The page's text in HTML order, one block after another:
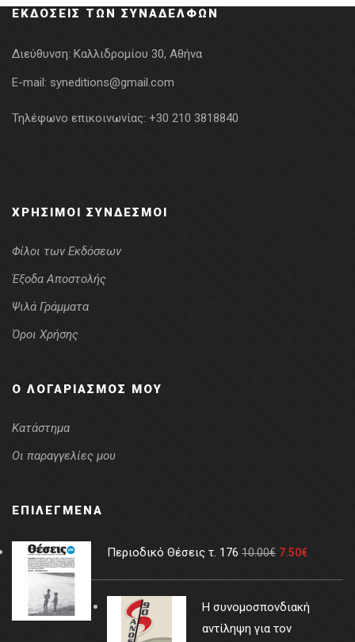
ΕΚΔΌΣΕΙΣ ΤΩΝ ΣΥΝΑΔΈΛΦΩΝ
Διεύθυνση: Καλλιδρομίου 30, Αθήνα
E-mail: syneditions@gmail.com
Τηλέφωνο επικοινωνίας: +30 210 3818840
ΧΡΉΣΙΜΟΙ ΣΎΝΔΕΣΜΟΙ
Φίλοι των Εκδόσεων
Έξοδα Αποστολής
Ψιλά Γράμματα
Όροι Χρήσης
Ο ΛΟΓΑΡΙΑΣΜΌΣ ΜΟΥ
Κατάστημα
Οι παραγγελίες μου
ΕΠΙΛΕΓΜΈΝΑ
Περιοδικό Θέσεις τ. 176 10.00€ 7.50€
Η συνομοσπονδιακή
αντίληψη για τον